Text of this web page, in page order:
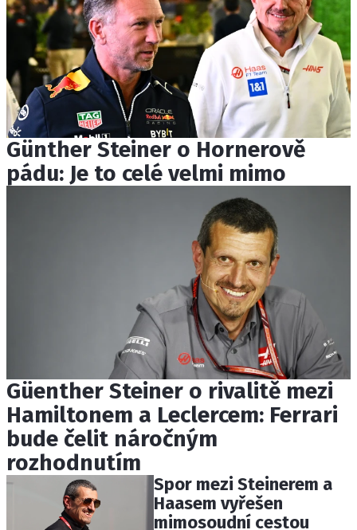
Günther Steiner o Hornerově
pádu: Je to celé velmi mimo
Güenther Steiner o rivalitě mezi
Hamiltonem a Leclercem: Ferrari
bude čelit náročným
rozhodnutím
Spor mezi Steinerem a
Haasem vyřešen
mimosoudní cestou